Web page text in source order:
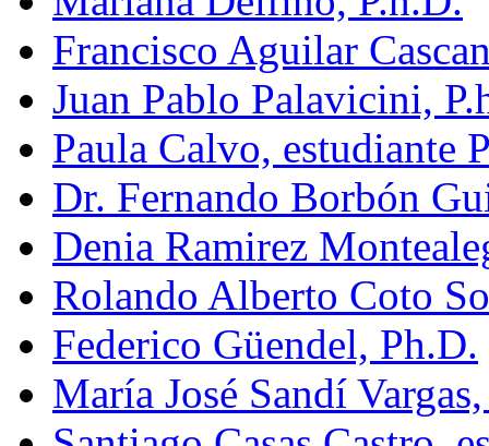
Francisco Aguilar
Juan Pablo Palavicini,
Paula Calvo, estudiante
Dr. Fernando Borbón
Denia Ramirez
Rolando Alberto Coto
Federico Güendel, Ph.D.
María José Sandí